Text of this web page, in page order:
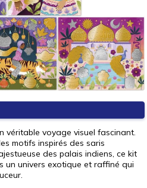
véritable voyage visuel fascinant.
motifs inspirés des saris
des palais indiens, ce kit
un univers exotique et raffiné qui